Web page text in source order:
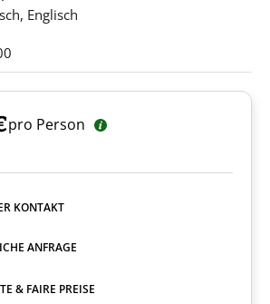
Englisch
pro Person
KONTAKT
ANFRAGE
& FAIRE PREISE